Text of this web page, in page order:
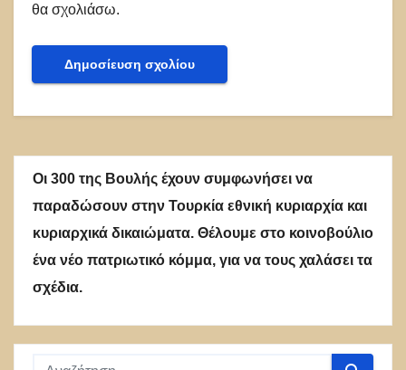
θα σχολιάσω.
Οι 300 της Βουλής έχουν συμφωνήσει να
παραδώσουν στην Τουρκία εθνική κυριαρχία και
κυριαρχικά δικαιώματα. Θέλουμε στο κοινοβούλιο
ένα νέο πατριωτικό κόμμα, για να τους χαλάσει τα
σχέδια.